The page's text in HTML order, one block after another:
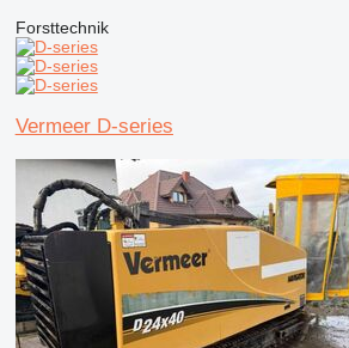
Forsttechnik
Vermeer D-series